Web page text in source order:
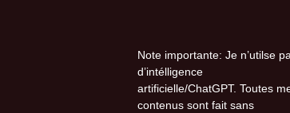
Note importante: Je n’utilse
d’intélligence
artificielle/ChatGPT. Toutes
contenus sont fait sans